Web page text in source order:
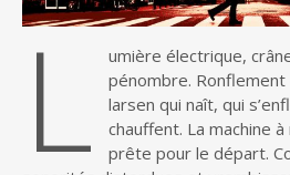
L
umière électrique,
pénombre. Ronflement
larsen qui naît, qui
chauffent. La machine
prête pour le départ.